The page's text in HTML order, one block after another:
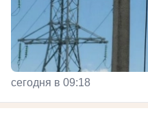
сегодня в 09:18